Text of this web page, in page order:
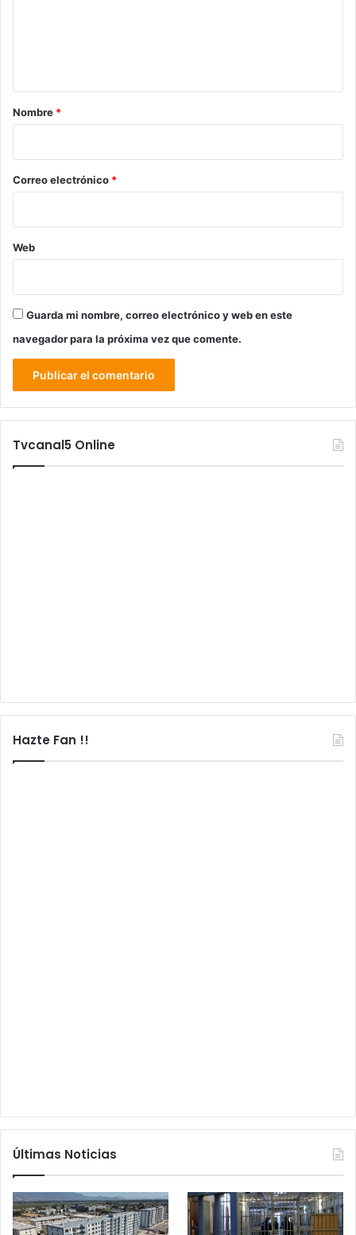
r
*
Nombre *
Correo electrónico *
Web
Guarda mi nombre, correo electrónico y web en este
navegador para la próxima vez que comente.
Tvcanal5 Online
Hazte Fan !!
Últimas Noticias